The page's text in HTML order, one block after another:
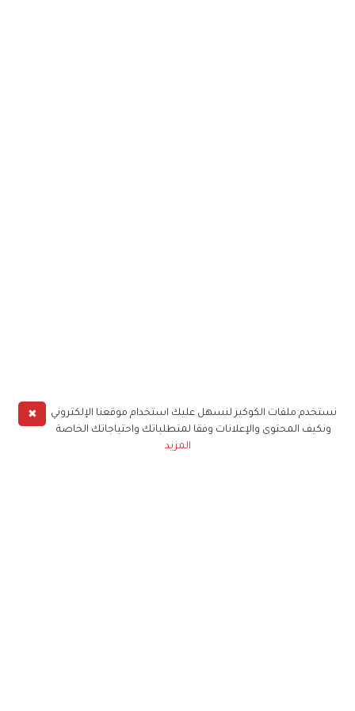
✖
نستخدم ملفات الكوكيز لنسهل عليك استخدام موقعنا الإلكتروني
ونكيف المحتوى والإعلانات وفقا لمتطلباتك واحتياجاتك الخاصة
المزيد